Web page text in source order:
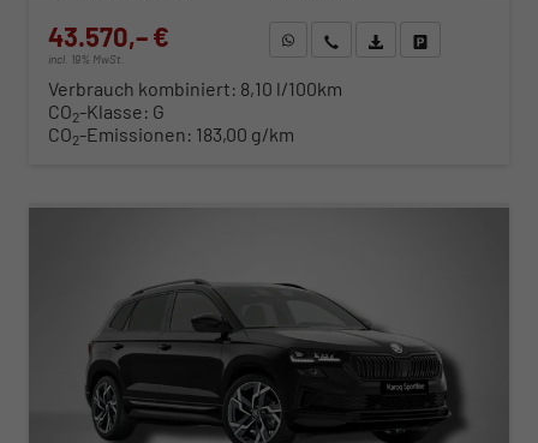
43.570,– €
incl. 19% MwSt.
WhatsApp anfragen
Wir rufen Sie anFahrzeugexposé (PDF)
Verbrauch kombiniert: 8,10 l/100km
CO2-Klasse: G
CO2-Emissionen: 183,00 g/km